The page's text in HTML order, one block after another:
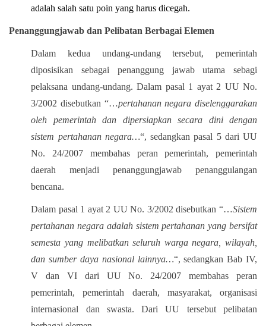
adalah salah satu poin yang harus dicegah.
Penanggungjawab dan Pelibatan Berbagai Elemen
Dalam kedua undang-undang tersebut, pemerintah
diposisikan sebagai penanggung jawab utama sebagi
pelaksana undang-undang. Dalam pasal 1 ayat 2 UU No.
3/2002 disebutkan “…pertahanan negara diselenggarakan
oleh pemerintah dan dipersiapkan secara dini dengan
sistem pertahanan negara…“, sedangkan pasal 5 dari UU
No. 24/2007 membahas peran pemerintah, pemerintah
daerah menjadi penanggungjawab penanggulangan
bencana.
Dalam pasal 1 ayat 2 UU No. 3/2002 disebutkan “…Sistem
pertahanan negara adalah sistem pertahanan yang bersifat
semesta yang melibatkan seluruh warga negara, wilayah,
dan sumber daya nasional lainnya…“, sedangkan Bab IV,
V dan VI dari UU No. 24/2007 membahas peran
pemerintah, pemerintah daerah, masyarakat, organisasi
internasional dan swasta. Dari UU tersebut pelibatan